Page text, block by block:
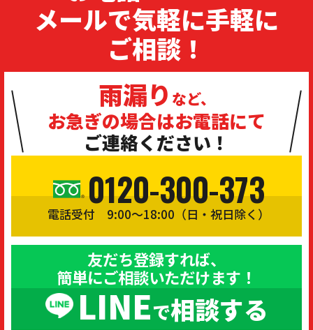
メールで気軽に手軽に
ご相談！
雨漏り など、
お急ぎの場合はお電話にて
ご連絡ください！
0120-300-373
電話受付 9:00〜18:00（日・祝日除く）
友だち登録すれば、
簡単にご相談いただけます！
LINEで相談する